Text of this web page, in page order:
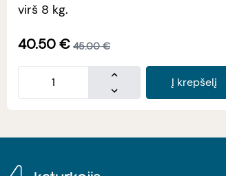
virš 8 kg.
40.50€ 45.00 €
Į krepšelį